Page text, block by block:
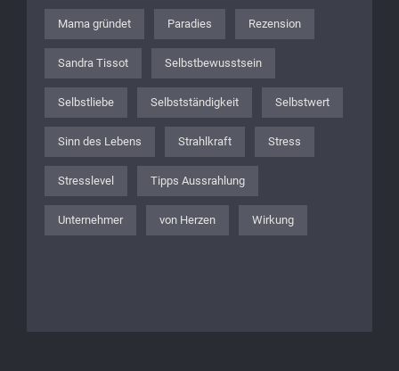
Mama gründet Paradies Rezension
Sandra Tissot Selbstbewusstsein
Selbstliebe Selbstständigkeit Selbstwert
Sinn des Lebens Strahlkraft Stress
Stresslevel Tipps Aussrahlung
Unternehmer von Herzen Wirkung